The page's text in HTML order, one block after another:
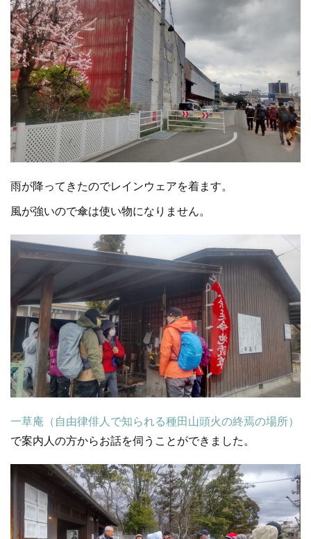
雨が降ってきたのでレインウェアを着ます。
風が強いので傘は使い物になりません。
一草庵（自由律俳人で知られる種田山頭火の終焉の場所）
で案内人の方からお話を伺うことができました。